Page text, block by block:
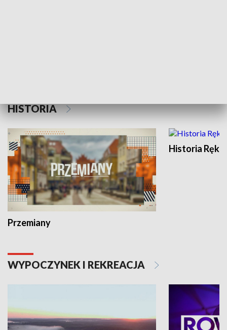
HISTORIA
Przemiany
Historia Ręką
WYPOCZYNEK I REKREACJA